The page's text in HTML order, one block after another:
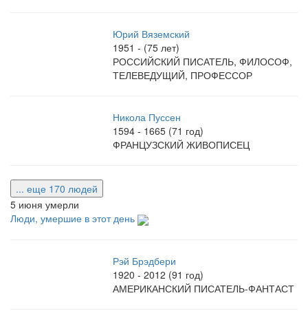
Юрий Вяземский
1951 - (75 лет)
РОССИЙСКИЙ ПИСАТЕЛЬ, ФИЛОСОФ,
ТЕЛЕВЕДУЩИЙ, ПРОФЕССОР
Никола Пуссен
1594 - 1665 (71 год)
ФРАНЦУЗСКИЙ ЖИВОПИСЕЦ
... еще 170 людей
5 июня умерли
Люди, умершие в этот день
Рэй Брэдбери
1920 - 2012 (91 год)
АМЕРИКАНСКИЙ ПИСАТЕЛЬ-ФАНТАСТ